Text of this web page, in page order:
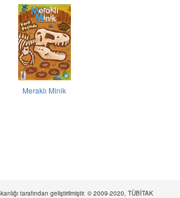
Meraklı Minik
tarafından geliştirilmiştir. © 2009-2020, TÜBİTAK